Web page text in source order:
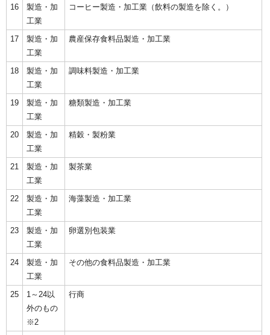
16
製造・加
工業
コーヒー製造・加工業（飲料の製造を除く。）
17
製造・加
工業
農産保存食料品製造・加工業
18
製造・加
工業
調味料製造・加工業
19
製造・加
工業
糖類製造・加工業
20
製造・加
工業
精穀・製粉業
21
製造・加
工業
製茶業
22
製造・加
工業
海藻製造・加工業
23
製造・加
工業
卵選別包装業
24
製造・加
工業
その他の食料品製造・加工業
25
1～24以
外のもの
※2
行商